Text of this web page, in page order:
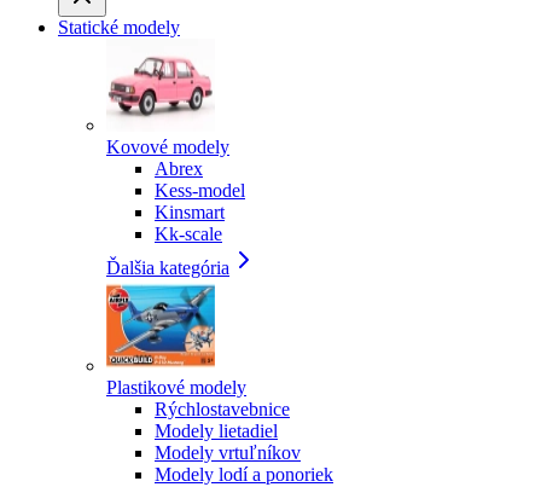
Statické modely
Kovové modely
Abrex
Kess-model
Kinsmart
Kk-scale
Ďalšia kategória
Plastikové modely
Rýchlostavebnice
Modely lietadiel
Modely vrtuľníkov
Modely lodí a ponoriek